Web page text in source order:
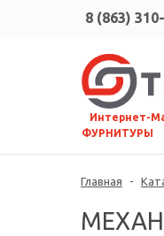
8 (863)
⠀Интернет-
ФУРНИТУРЫ
Главная -